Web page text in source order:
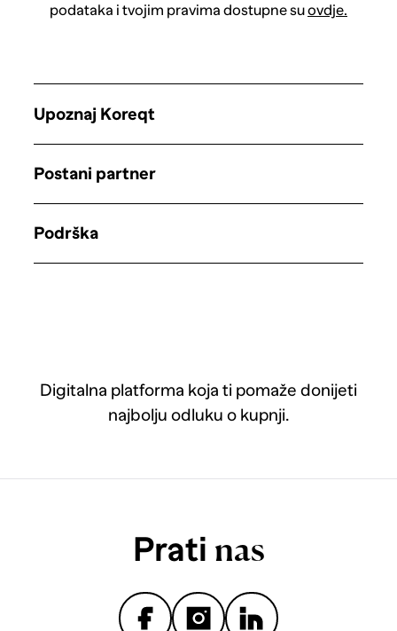
podataka i tvojim pravima dostupne suovdje.
Digitalna platforma koja ti pomaže donijeti
najbolju odluku o kupnji.
Upoznaj Koreqt
Postani partner
Podrška
Prati nas